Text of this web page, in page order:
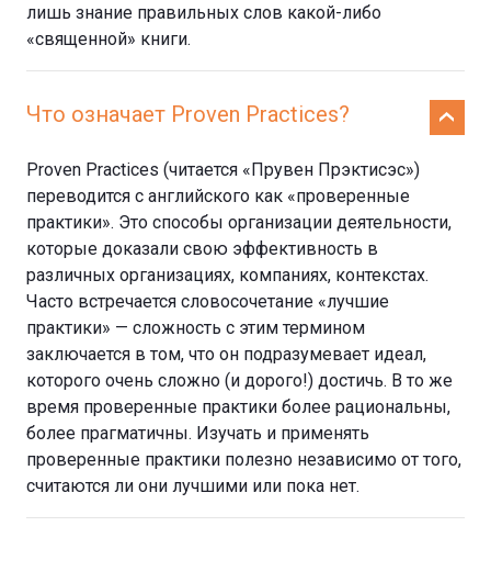
лишь знание правильных слов какой-либо
«священной» книги.
Что означает Proven Practices?
Proven Practices (читается «Прувен Прэктисэс»)
переводится с английского как «проверенные
практики». Это способы организации деятельности,
которые доказали свою эффективность в
различных организациях, компаниях, контекстах.
Часто встречается словосочетание «лучшие
практики» — сложность с этим термином
заключается в том, что он подразумевает идеал,
которого очень сложно (и дорого!) достичь. В то же
время проверенные практики более рациональны,
более прагматичны. Изучать и применять
проверенные практики полезно независимо от того,
считаются ли они лучшими или пока нет.